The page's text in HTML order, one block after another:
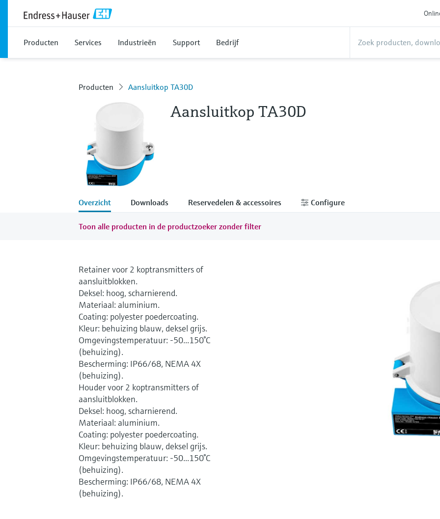
Producten Services Industrieën Support Bedrijf
Producten Aansluitkop TA30D
Aansluitkop TA30D
Overzicht Downloads Reservedelen & accessoires Configure
Toon alle producten in de productzoeker zonder filter
Retainer voor 2 koptransmitters of
aansluitblokken.
Deksel: hoog, scharnierend.
Materiaal: aluminium.
Coating: polyester poedercoating.
Kleur: behuizing blauw, deksel grijs.
Omgevingstemperatuur: -50...150°C
(behuizing).
Bescherming: IP66/68, NEMA 4X
(behuizing).
Houder voor 2 koptransmitters of
aansluitblokken.
Deksel: hoog, scharnierend.
Materiaal: aluminium.
Coating: polyester poedercoating.
Kleur: behuizing blauw, deksel grijs.
Omgevingstemperatuur: -50...150°C
(behuizing).
Bescherming: IP66/68, NEMA 4X
(behuizing).